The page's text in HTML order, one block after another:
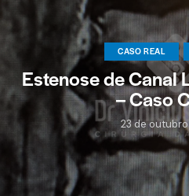
CASO REAL
Estenose de Canal
– Caso
23 de